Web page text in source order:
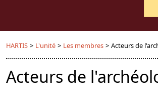
HARTIS > L'unité > Les membres > Acteurs de
Acteurs de